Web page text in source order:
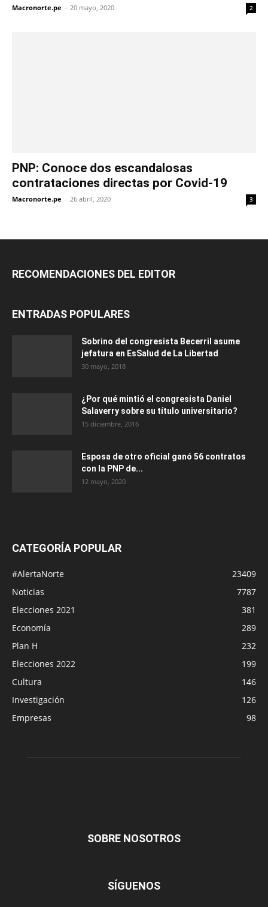
Macronorte.pe - 20 mayo, 2020 2
PNP: Conoce dos escandalosas
contrataciones directas por Covid-19
Macronorte.pe - 26 abril, 2020 3
RECOMENDACIONES DEL EDITOR
ENTRADAS POPULARES
Sobrino del congresista Becerril asume
jefatura en EsSalud de La Libertad
30 mayo, 2018
¿Por qué mintió el congresista Daniel
Salaverry sobre su título universitario?
15 diciembre, 2016
Esposa de otro oficial ganó 56 contratos
con la PNP de...
12 mayo, 2020
CATEGORÍA POPULAR
#AlertaNorte
23409
Noticias
7787
Elecciones 2021
381
Economía
289
Plan H
232
Elecciones 2022
199
Cultura
146
Investigación
126
Empresas
98
SOBRE NOSOTROS
SÍGUENOS